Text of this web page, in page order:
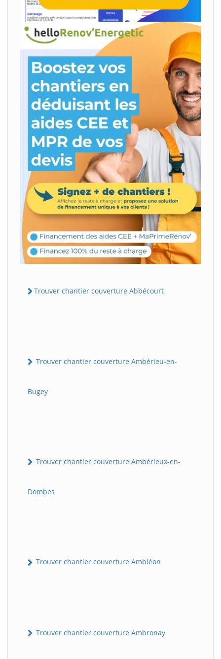
Trouver chantier couverture Abbécourt
Trouver chantier couverture Ambérieu-en-
Bugey
Trouver chantier couverture Ambérieux-en-
Dombes
Trouver chantier couverture Ambléon
Trouver chantier couverture Ambronay